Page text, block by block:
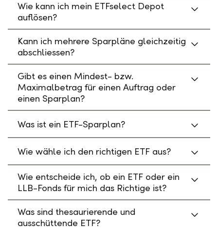
Wie kann ich mein ETFselect Depot
auflösen?
Kann ich mehrere Sparpläne gleichzeitig
abschliessen?
Gibt es einen Mindest- bzw.
Maximalbetrag für einen Auftrag oder
einen Sparplan?
Was ist ein ETF-Sparplan?
Wie wähle ich den richtigen ETF aus?
Wie entscheide ich, ob ein ETF oder ein
LLB-Fonds für mich das Richtige ist?
Was sind thesaurierende und
ausschüttende ETF?